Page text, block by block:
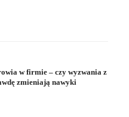
w firmie – czy wyzwania z
zmieniają nawyki